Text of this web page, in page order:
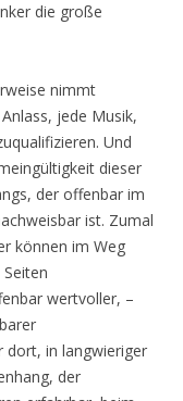
die große
nimmt
jede Musik,
Und
dieser
der offenbar im
ist. Zumal
können im Weg
wertvoller, –
dort, in langwieriger
der